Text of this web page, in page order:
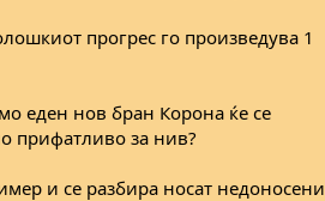
прогрес го произведува 1
еден нов бран Корона ќе се
прифатливо за нив?
и се разбира носат недоносени